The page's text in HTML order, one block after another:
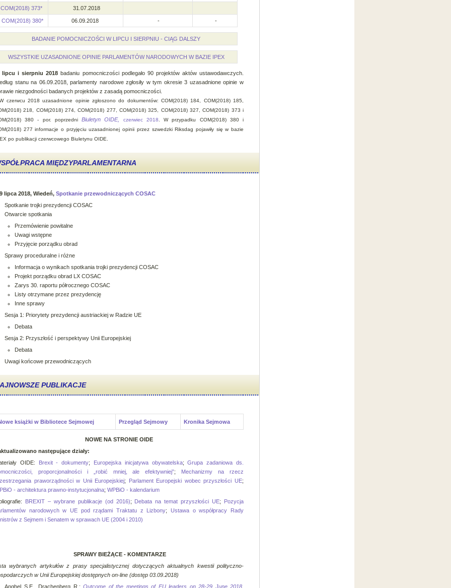
COM(2018) 373* 31.07.2018
COM(2018) 380* 06.09.2018 - -
BADANIE POMOCNICZOŚCI W LIPCU I SIERPNIU - CIĄG DALSZY
WSZYSTKIE UZASADNIONE OPINIE PARLAMENTÓW NARODOWYCH W BAZIE IPEX
lipcu i sierpniu 2018 badaniu pomocniczości podlegało 90 projektów aktów ustawodawczych.
stanu na 06.09.2018, parlamenty narodowe zgłosiły w tym okresie 3 uzasadnione opinie w
niezgodności badanych projektów z zasadą pomocniczości.
czerwcu 2018uzasadnione opinie zgłoszono do dokumentów: COM(2018) 184, COM(2018) 185,
218, COM(2018) 274, COM(2018) 277, COM(2018) 325, COM(2018) 327, COM(2018) 373 i
380 - por. poprzedniBiuletyn OIDE, czerwiec 2018 . W przypadku COM(2018) 380 i
277 informacje o przyjęciu uzasadnionej opinii przez szwedzki Riksdag pojawiły się w bazie
po publikacji czerwcowego Biuletynu OIDE.
MIĘDZYPARLAMENTARNA
lipca 2018, Wiedeń, Spotkanie przewodniczących COSAC
Spotkanie trojki prezydencji COSAC
Otwarcie spotkania
Przemówienie powitalne
Uwagi wstępne
Przyjęcie porządku obrad
Sprawy proceduralne i różne
Informacja o wynikach spotkania trojki prezydencji COSAC
Projekt porządku obrad LX COSAC
Zarys 30. raportu półrocznego COSAC
Listy otrzymane przez prezydencję
Inne sprawy
Sesja 1: Priorytety prezydencji austriackiej w Radzie UE
Debata
Sesja 2: Przyszłość i perspektywy Unii Europejskiej
Debata
Uwagi końcowe przewodniczących
PUBLIKACJE
książki w Bibliotece Sejmowej Przegląd Sejmowy Kronika Sejmowa
NOWE NA STRONIE OIDE
następujące działy:
OIDE:
Brexit - dokumenty; Europejska inicjatywa obywatelska; Grupa zadaniowa ds.
proporcjonalności i „robić mniej, ale efektywniej”; Mechanizmy na rzecz
praworządności w Unii Europejskiej; Parlament Europejski wobec przyszłości UE;
- architektura prawno-instytucjonalna; WPBiO - kalendarium
BREXIT – wybrane publikacje (od 2016); Debata na temat przyszłości UE; Pozycja
narodowych w UE pod rządami Traktatu z Lizbony;Ustawa o współpracy Rady
z Sejmem i Senatem w sprawach UE (2004 i 2010)
SPRAWY BIEŻĄCE - KOMENTARZE
wybranych artykułów z prasy specjalistycznej dotyczących aktualnych kwestii polityczno-
w Unii Europejskiejdostępnych on-line (dostęp 03.09.2018)
Anghel S.E., Drachenberg R.: Outcome of the meetings of EU leaders on 28-29 June 2018